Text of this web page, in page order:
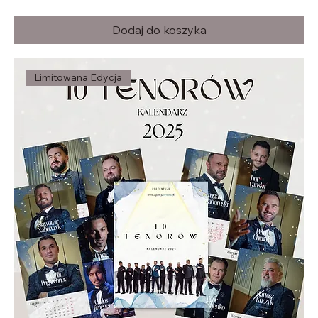
Dodaj do koszyka
Limitowana Edycja